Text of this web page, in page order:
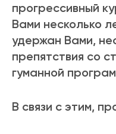
прогрессивный
Вами несколько
удержан Вами,
препятствия со
гуманной
В связи с этим,